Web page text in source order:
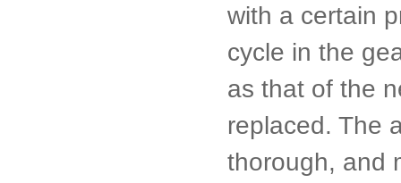
with a certain
cycle in the
as that of the
replaced. The
thorough, and